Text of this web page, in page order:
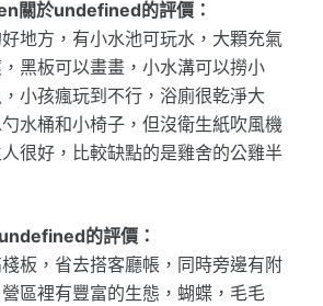
關於undefined的評價：
地方，有小水池可玩水，大顆充氣
黑板可以畫畫，小水溝可以撈小
小孩瘋玩到不行，浴廁很乾淨大
水桶和小椅子，但沒衛生紙吹風機
很好，比較缺點的是雞舍的公雞半
的評價：
板，省去搭客廳帳，同時旁邊有附
區裡有豐富的生態，蝴蝶，毛毛